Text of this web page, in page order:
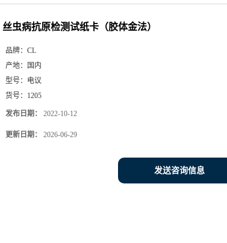
丝虫病抗原检测试纸卡（胶体金法）
品牌： CL
产地：
国内
型号： 电议
货号： 1205
发布日期： 2022-10-12
更新日期： 2026-06-29
发送咨询信息